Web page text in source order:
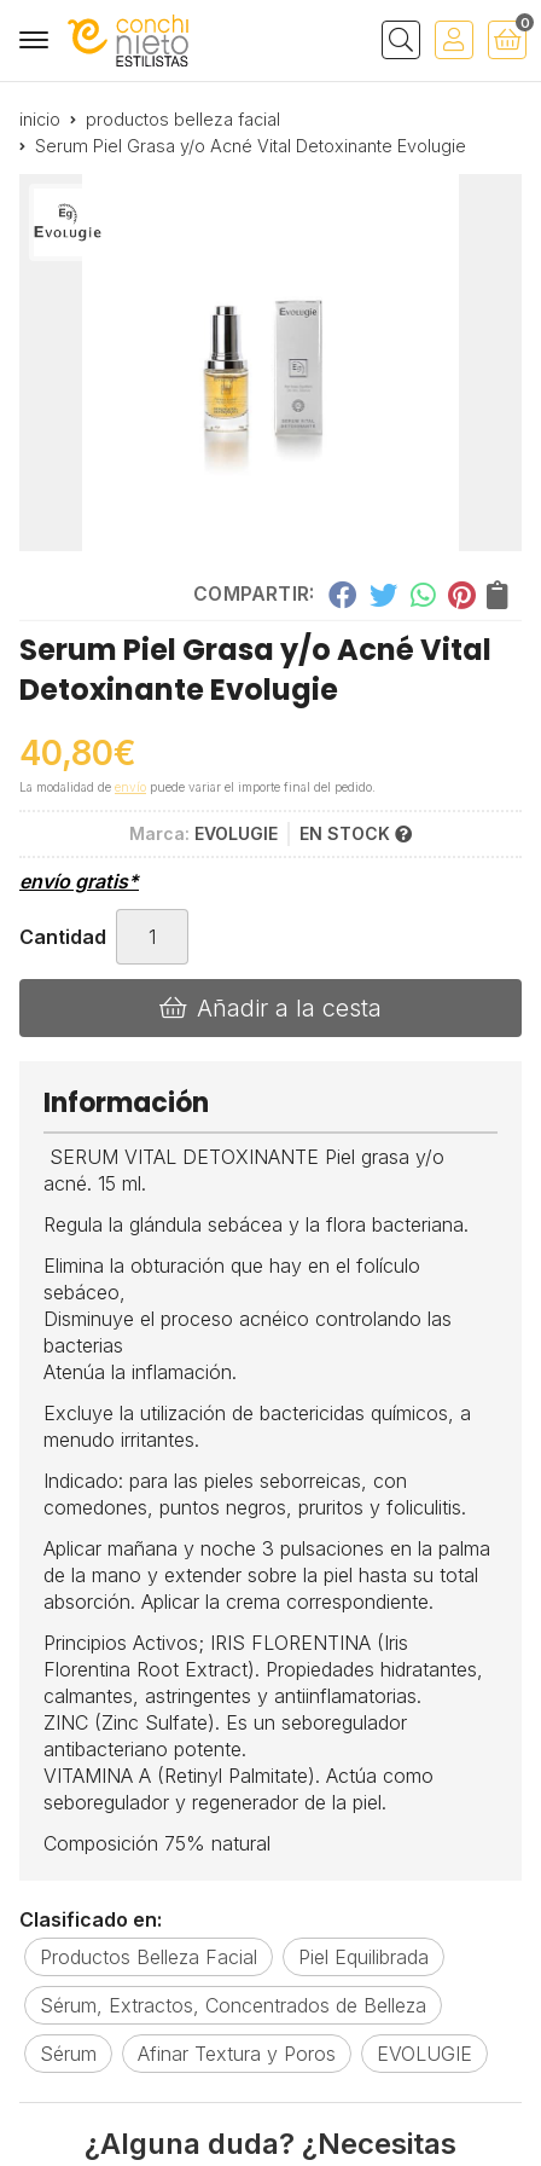
Buscar
0
inicio
productos belleza facial
Serum Piel Grasa y/o Acné Vital Detoxinante Evolugie
COMPARTIR:
Serum Piel Grasa y/o Acné Vital
Detoxinante Evolugie
40,80€
La modalidad de envío puede variar el importe final del pedido.
Marca: EVOLUGIE EN STOCK
envío gratis*
Cantidad
Añadir a la cesta
Información
SERUM VITAL DETOXINANTE Piel grasa y/o
acné. 15 ml.
Regula la glándula sebácea y la flora bacteriana.
Elimina la obturación que hay en el folículo
sebáceo,
Disminuye el proceso acnéico controlando las
bacterias
Atenúa la inflamación.
Excluye la utilización de bactericidas químicos, a
menudo irritantes.
Indicado: para las pieles seborreicas, con
comedones, puntos negros, pruritos y foliculitis.
Aplicar mañana y noche 3 pulsaciones en la palma
de la mano y extender sobre la piel hasta su total
absorción. Aplicar la crema correspondiente.
Principios Activos; IRIS FLORENTINA (Iris
Florentina Root Extract). Propiedades hidratantes,
calmantes, astringentes y antiinflamatorias.
ZINC (Zinc Sulfate). Es un seboregulador
antibacteriano potente.
VITAMINA A (Retinyl Palmitate). Actúa como
seboregulador y regenerador de la piel.
Composición 75% natural
Clasificado en:
Productos Belleza Facial
Piel Equilibrada
Sérum, Extractos, Concentrados de Belleza
Sérum
Afinar Textura y Poros EVOLUGIE
¿Alguna duda? ¿Necesitas